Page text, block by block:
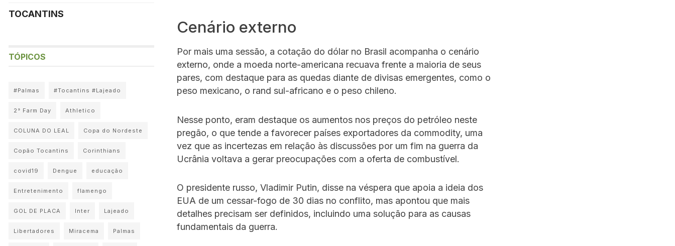
Cenário externo
Por mais uma sessão, a cotação do dólar no Brasil acompanha o cenário
externo, onde a moeda norte-americana recuava frente a maioria de seus
pares, com destaque para as quedas diante de divisas emergentes, como o
peso mexicano, o rand sul-africano e o peso chileno.
Nesse ponto, eram destaque os aumentos nos preços do petróleo neste
pregão, o que tende a favorecer países exportadores da commodity, uma
vez que as incertezas em relação às discussões por um fim na guerra da
Ucrânia voltava a gerar preocupações com a oferta de combustível.
O presidente russo, Vladimir Putin, disse na véspera que apoia a ideia dos
EUA de um cessar-fogo de 30 dias no conflito, mas apontou que mais
detalhes precisam ser definidos, incluindo uma solução para as causas
fundamentais da guerra.
TOCANTINS
TÓPICOS
#Palmas #Tocantins #Lajeado
2° Farm Day Athletico
COLUNA DO LEAL Copa do Nordeste
Copão Tocantins Corinthians
covid19 Dengue educação
Entretenimento flamengo
GOL DE PLACA Inter Lajeado
Libertadores Miracema Palmas